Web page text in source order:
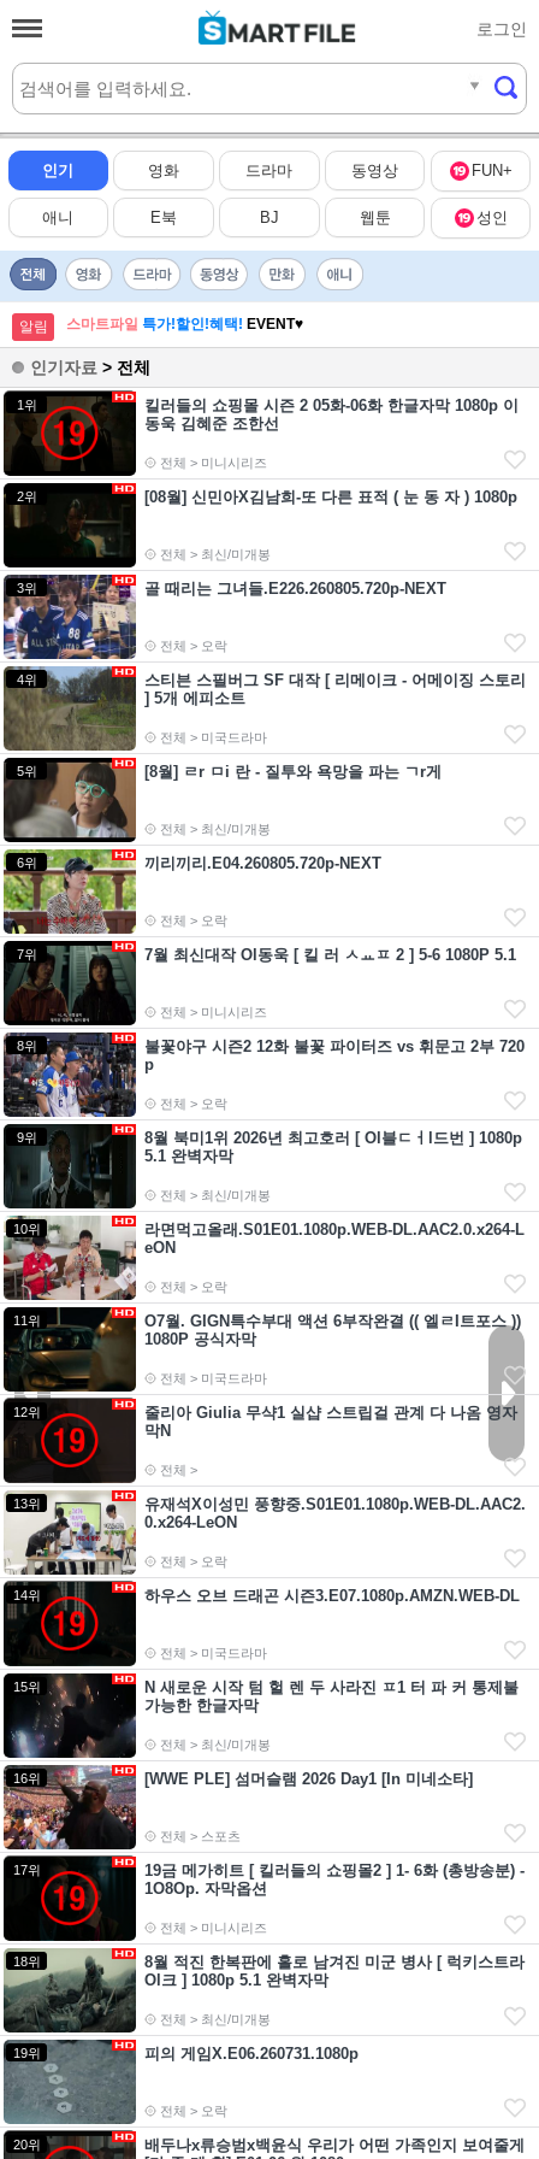
로그인
실시간HOT
인기 영화 드라마 동영상 FUN+
애니 E북 BJ 웹툰 성인
알림 스마트파일 특가!할인!혜택! EVENT♥
인기자료 > 전체
1위
킬러들의 쇼핑몰 시즌 2 05화-06화 한글자막 1080p 이
동욱 김혜준 조한선
전체 > 미니시리즈
2위 [08월] 신민아X김남희-또 다른 표적 ( 눈 동 자 ) 1080p
전체 > 최신/미개봉
3위 골 때리는 그녀들.E226.260805.720p-NEXT
전체 > 오락
4위
스티븐 스필버그 SF 대작 [ 리메이크 - 어메이징 스토리
] 5개 에피소트
전체 > 미국드라마
5위 [8월] ㄹr ㅁi 란 - 질투와 욕망을 파는 ㄱr게
전체 > 최신/미개봉
6위 끼리끼리.E04.260805.720p-NEXT
전체 > 오락
7위 7월 최신대작 Ol동욱 [ 킬 러 ㅅㅛㅍ 2 ] 5-6 1080P 5.1
전체 > 미니시리즈
8위
불꽃야구 시즌2 12화 불꽃 파이터즈 vs 휘문고 2부 720
p
전체 > 오락
9위
8월 북미1위 2026년 최고호러 [ Ol블ㄷㅓl드번 ] 1080p
5.1 완벽자막
전체 > 최신/미개봉
10위
라면먹고올래.S01E01.1080p.WEB-DL.AAC2.0.x264-L
eON
전체 > 오락
11위
O7월. GIGN특수부대 액션 6부작완결 (( 엘ㄹI트포스 ))
1080P 공식자막
전체 > 미국드라마
12위
줄리아 Giulia 무샥1 실샵 스트립걸 관계 다 나옴 영자
막N
전체 >
13위
유재석X이성민 풍향중.S01E01.1080p.WEB-DL.AAC2.
0.x264-LeON
전체 > 오락
14위 하우스 오브 드래곤 시즌3.E07.1080p.AMZN.WEB-DL
전체 > 미국드라마
15위
N 새로운 시작 텀 헐 렌 두 사라진 ㅍ1 터 파 커 통제불
가능한 한글자막
전체 > 최신/미개봉
16위 [WWE PLE] 섬머슬램 2026 Day1 [In 미네소타]
전체 > 스포츠
17위
19금 메가히트 [ 킬러들의 쇼핑몰2 ] 1- 6화 (총방송분) -
1O8Op. 자막옵션
전체 > 미니시리즈
18위
8월 적진 한복판에 홀로 남겨진 미군 병사 [ 럭키스트라
Ol크 ] 1080p 5.1 완벽자막
전체 > 최신/미개봉
19위 피의 게임X.E06.260731.1080p
전체 > 오락
20위
배두나x류승범x백윤식 우리가 어떤 가족인지 보여줄게